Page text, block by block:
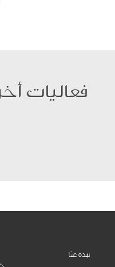
فعاليات
نبذة عنّا